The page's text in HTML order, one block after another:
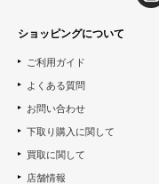
ショッピングについて
ご利用ガイド
よくある質問
お問い合わせ
下取り購入に関して
買取に関して
店舗情報